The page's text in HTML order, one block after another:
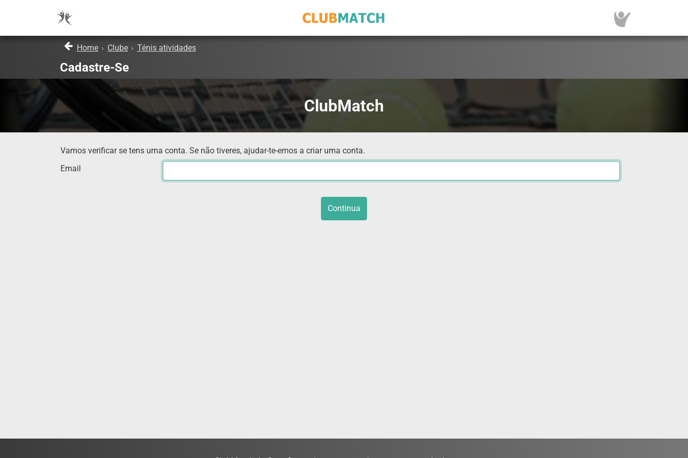
Home › Clube › Ténis atividades
Cadastre-Se
ClubMatch
Vamos verificar se tens uma conta. Se não tiveres, ajudar-te-emos a criar uma conta.
Email
Continua